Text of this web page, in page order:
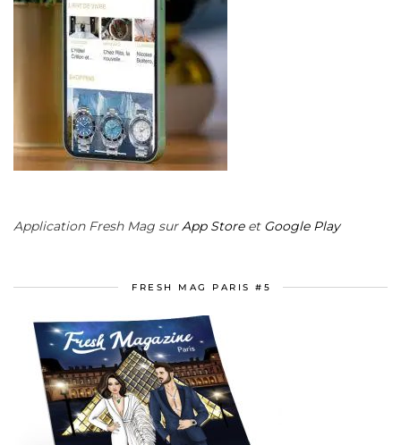
Application Fresh Mag sur App Storeet Google Play
FRESH MAG PARIS #5